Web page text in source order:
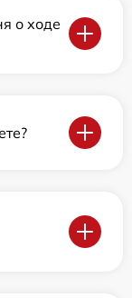
о ходе